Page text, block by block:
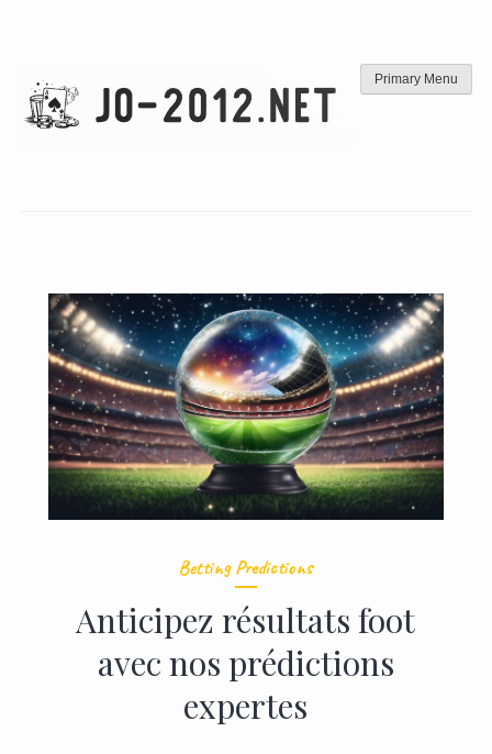
Primary Menu
Betting Predictions
Anticipez résultats foot
avec nos prédictions
expertes